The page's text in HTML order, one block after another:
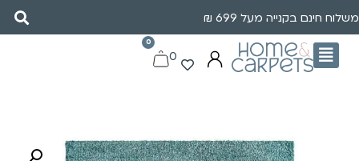
משלוח חינם בקנייה מעל 699 ₪
0
0